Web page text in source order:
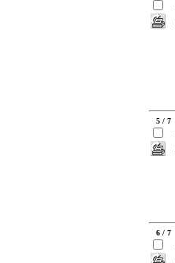
5 / 7
6 / 7